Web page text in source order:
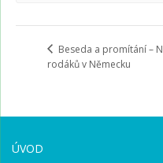
Beseda a promítání –
rodáků v Německu
ÚVOD